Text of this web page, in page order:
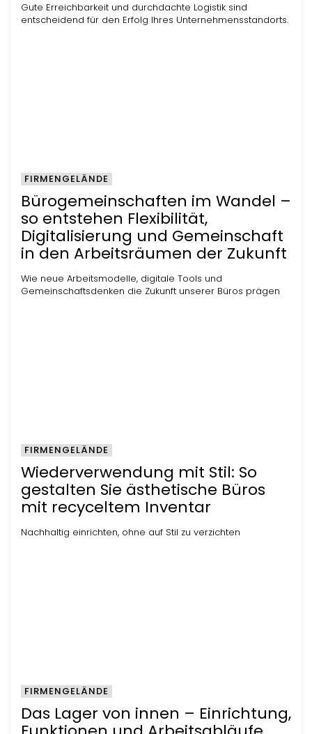
Gute Erreichbarkeit und durchdachte Logistik sind
entscheidend für den Erfolg Ihres Unternehmensstandorts.
Bürogemeinschaften im Wandel –
so entstehen Flexibilität,
Digitalisierung und Gemeinschaft
in den Arbeitsräumen der Zukunft
Wie neue Arbeitsmodelle, digitale Tools und
Gemeinschaftsdenken die Zukunft unserer Büros prägen
FIRMENGELÄNDE
Wiederverwendung mit Stil: So
gestalten Sie ästhetische Büros
mit recyceltem Inventar
Nachhaltig einrichten, ohne auf Stil zu verzichten
FIRMENGELÄNDE
Das Lager von innen – Einrichtung,
FIRMENGELÄNDE